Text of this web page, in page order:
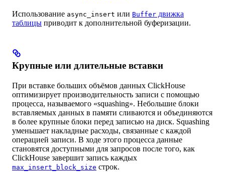
Использование async_insert или Buffer движка
таблицы приводит к дополнительной буферизации.
Крупные или длительные вставки
При вставке больших объёмов данных ClickHouse
оптимизирует производительность записи с помощью
процесса, называемого «squashing». Небольшие блоки
вставляемых данных в памяти сливаются и объединяются
в более крупные блоки перед записью на диск. Squashing
уменьшает накладные расходы, связанные с каждой
операцией записи. В ходе этого процесса данные
становятся доступными для запросов после того, как
ClickHouse завершит запись каждых
max_insert_block_size строк.